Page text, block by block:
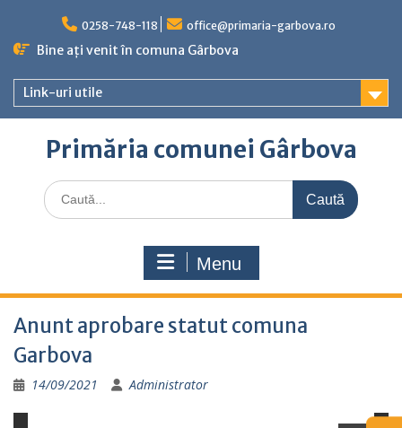
content
0258-748-118 office@primaria-garbova.ro
Bine ați venit în comuna Gârbova
Link-uri utile
Primăria comunei Gârbova
Caută
for:
Menu
Anunt aprobare statut comuna
Garbova
14/09/2021 Administrator